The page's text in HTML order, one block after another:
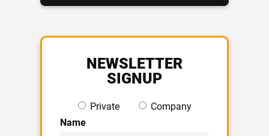
NEWSLETTER
SIGNUP
Private
Company
Name